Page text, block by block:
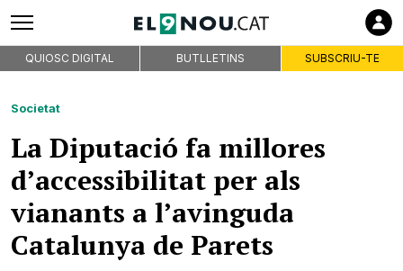
QUIOSC DIGITAL BUTLLETINS SUBSCRIU-TE
Societat
La Diputació fa millores
d’accessibilitat per als
vianants a l’avinguda
Catalunya de Parets